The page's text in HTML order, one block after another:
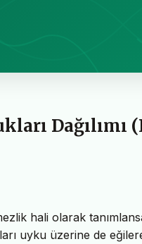
Dağılımı
hali olarak
uyku üzerine de